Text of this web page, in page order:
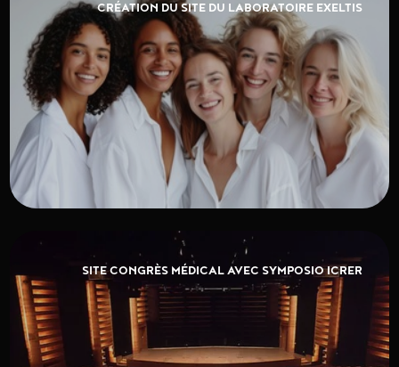
CRÉATION DU SITE DU LABORATOIRE EXELTIS
SITE CONGRÈS MÉDICAL AVEC SYMPOSIO ICRER